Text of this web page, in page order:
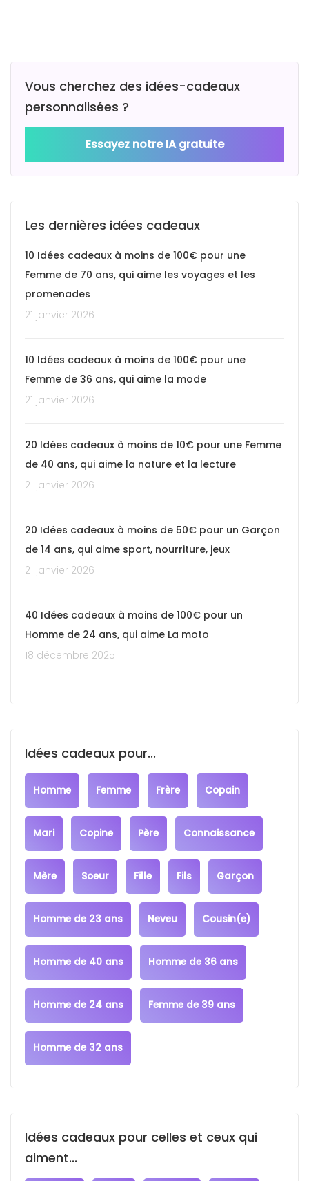
Vous cherchez des idées-cadeaux
personnalisées ?
Essayez notre IA gratuite
Les dernières idées cadeaux
10 Idées cadeaux à moins de 100€ pour une
Femme de 70 ans, qui aime les voyages et les
promenades
21 janvier 2026
10 Idées cadeaux à moins de 100€ pour une
Femme de 36 ans, qui aime la mode
21 janvier 2026
20 Idées cadeaux à moins de 10€ pour une Femme
de 40 ans, qui aime la nature et la lecture
21 janvier 2026
20 Idées cadeaux à moins de 50€ pour un Garçon
de 14 ans, qui aime sport, nourriture, jeux
21 janvier 2026
40 Idées cadeaux à moins de 100€ pour un
Homme de 24 ans, qui aime La moto
18 décembre 2025
Idées cadeaux pour...
Homme Femme Frère Copain
Mari Copine Père Connaissance
Mère Soeur Fille Fils Garçon
Homme de 23 ans Neveu Cousin(e)
Homme de 40 ans Homme de 36 ans
Homme de 24 ans Femme de 39 ans
Homme de 32 ans
Idées cadeaux pour celles et ceux qui
aiment...